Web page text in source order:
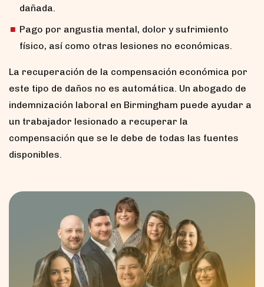
dañada.
Pago por angustia mental, dolor y sufrimiento
físico, así como otras lesiones no económicas.
La recuperación de la compensación económica por
este tipo de daños no es automática. Un abogado de
indemnización laboral en Birmingham puede ayudar a
un trabajador lesionado a recuperar la
compensación que se le debe de todas las fuentes
disponibles.